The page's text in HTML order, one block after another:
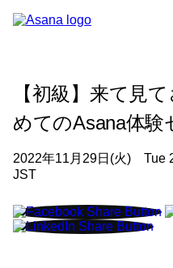
【初級】来て見
めてのAsana体験
2022年11月29日(火) Tue
JST